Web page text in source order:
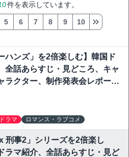
件を表示しています。
5 6 7 8 9 10
ハンズ」を2倍楽しむ】韓国ド
全話あらすじ・見どころ、キャ
ラクター、制作発表会レポート
ラマ ロマンス・ラブコメ
x 刑事2」シリーズを2倍楽し
ラマ紹介、全話あらすじ・見ど